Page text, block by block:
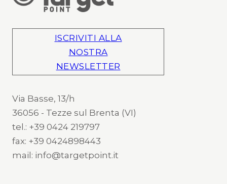
ISCRIVITI ALLA
NOSTRA
NEWSLETTER
Via Basse, 13/h
36056 - Tezze sul Brenta (VI)
tel.: +39 0424 219797
fax: +39 0424898443
mail: info@targetpoint.it